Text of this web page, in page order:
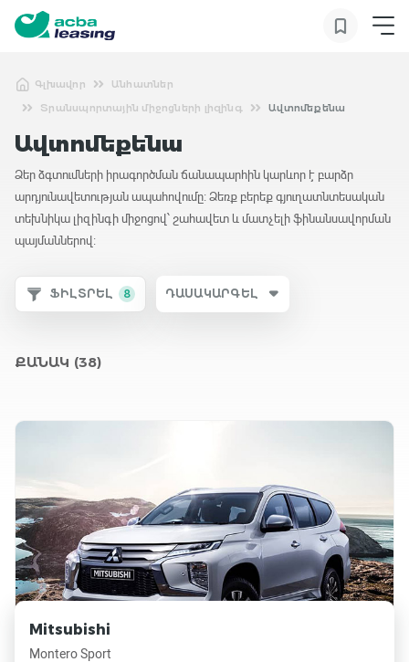
Գլխավոր
Անհատներ
Տրանսպորտային միջոցների լիզինգ
Ավտոմեքենա
Ավտոմեքենա
Ձեր ձգտումների իրագործման ճանապարհին կարևոր է բարձր
արդյունավետության ապահովումը։ Ձեռք բերեք գյուղատնտեսական
տեխնիկա լիզինգի միջոցով՝ շահավետ և մատչելի ֆինանսավորման
պայմաններով։
ՔԱՆԱԿ (38)
ՖԻԼՏՐԵԼ 8 ԴԱՍԱԿԱՐԳԵԼ
Mitsubishi
Montero Sport